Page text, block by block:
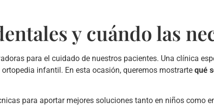
y cuándo las
para el cuidado de nuestros pacientes. Una clínica
infantil. En esta ocasión, queremos mostrarte qué
para aportar mejores soluciones tanto en niños como